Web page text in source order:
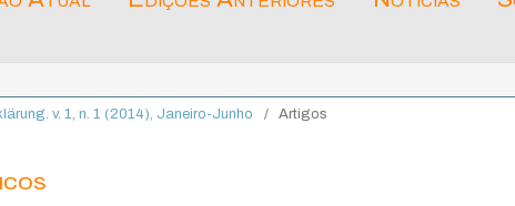
v. 1, n. 1 (2014), Janeiro-Junho / Artigos